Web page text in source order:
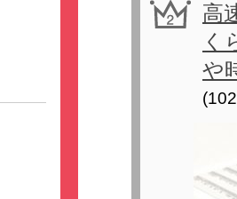
高
く
や